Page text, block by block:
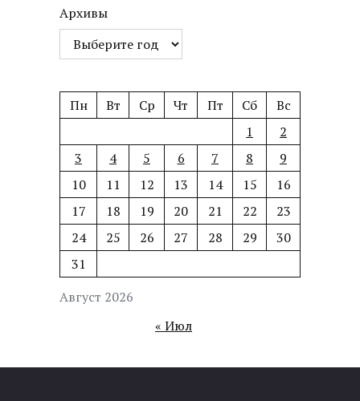
Архивы
Август 2026
Пн Вт Ср Чт Пт Сб
Вс
1
2
3
4 5 6 7 8
9
10
11 12 13 14 15
16
17
18 19 20 21 22
23
24
25 26 27 28 29
30
31
« Июл